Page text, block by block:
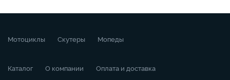
Мотоциклы Скутеры Мопеды
Каталог О компании Оплата и доставка